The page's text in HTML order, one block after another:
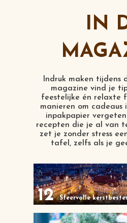
IN
Indruk maken
magazine vind je
feestelijke én relaxte
manieren om
inpakpapier
recepten die je al van
zet je zonder stress
tafel, zelfs als je
12 Sfeervolle